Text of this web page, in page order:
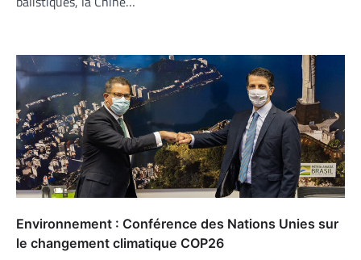
Environnement : Conférence des Nations Unies sur
le changement climatique COP26